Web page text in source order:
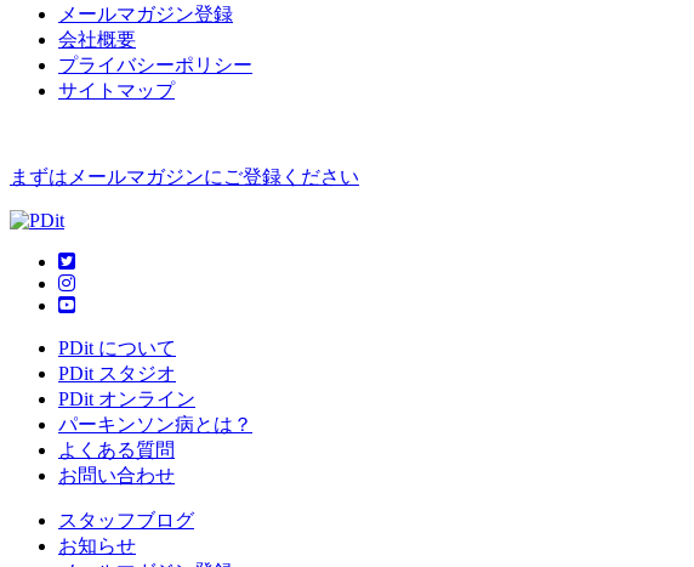
メールマガジン登録
会社概要
プライバシーポリシー
サイトマップ
まずはメールマガジンにご登録ください
PDit について
PDit スタジオ
PDit オンライン
パーキンソン病とは？
よくある質問
お問い合わせ
スタッフブログ
お知らせ